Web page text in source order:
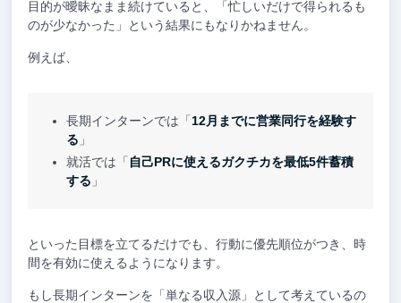
目的が曖昧なまま続けていると、「忙しいだけで得られるも
のが少なかった」という結果にもなりかねません。
例えば、
長期インターンでは「 12月までに営業同行を経験す
る 」
就活では「 自己PRに使えるガクチカを最低5件蓄積
する 」
といった目標を立てるだけでも、行動に優先順位がつき、時
間を有効に使えるようになります。
もし長期インターンを「単なる収入源」として考えているの